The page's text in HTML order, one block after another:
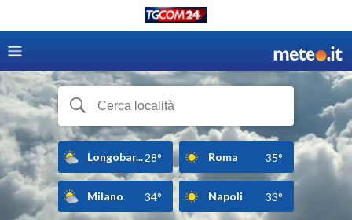
Longobar...28° Roma 35°
Milano 34° Napoli 33°